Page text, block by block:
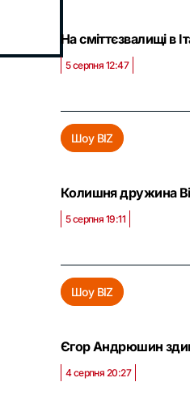
На сміттєзвалищі в
5 серпня 12:47
Шоу BIZ
Колишня дружина
5 серпня 19:11
Шоу BIZ
Єгор Андрюшин
4 серпня 20:27